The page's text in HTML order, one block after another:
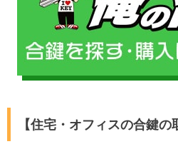
【住宅・オフィスの合鍵の